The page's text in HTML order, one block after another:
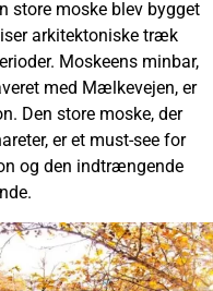
store moske blev bygget
arkitektoniske træk
Moskeens minbar,
med Mælkevejen, er
Den store moske, der
er et must-see for
og den indtrængende